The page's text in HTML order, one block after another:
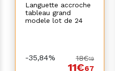
Languette accroche
tableau grand
modele lot de 24
-35,84% 18€19
11€67